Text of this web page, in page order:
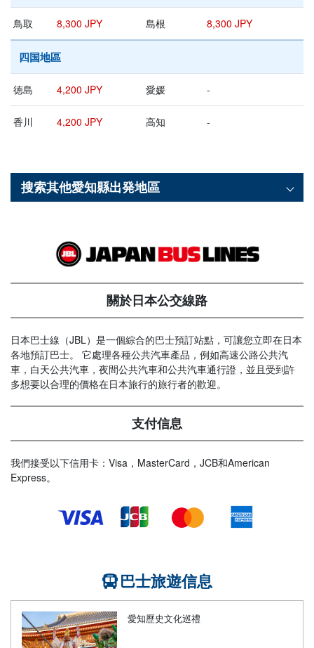
鳥取 8,300 JPY 島根 8,300 JPY
四国地區
徳島 4,200 JPY 愛媛 -
香川 4,200 JPY 高知 -
搜索其他愛知縣出発地區
關於日本公交線路
日本巴士線（JBL）是一個綜合的巴士預訂站點，可讓您立即在日本
各地預訂巴士。 它處理各種公共汽車產品，例如高速公路公共汽
車，白天公共汽車，夜間公共汽車和公共汽車通行證，並且受到許
多想要以合理的價格在日本旅行的旅行者的歡迎。
支付信息
我們接受以下信用卡：Visa，MasterCard，JCB和American
Express。
巴士旅遊信息
愛知歷史文化巡禮